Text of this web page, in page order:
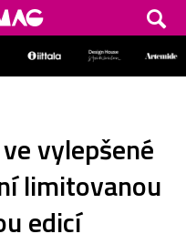
vylepšené
limitovanou
edicí